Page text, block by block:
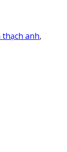
thạch anh,